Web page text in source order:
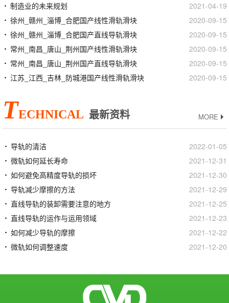
制造业的未来规划
2021-04-19
徐州_赣州_淄博_合肥国产线性滑轨滑块
2020-09-15
徐州_赣州_淄博_合肥国产直线导轨滑块
2020-09-15
常州_南昌_唐山_荆州国产线性滑轨滑块
2020-09-15
常州_南昌_唐山_荆州国产直线导轨滑块
2020-09-15
江苏_江西_吉林_防城港国产线性滑轨滑块
2020-09-15
TECHNICAL 最新资料 MORE
导轨的清洁
2022-01-05
微轨如何延长寿命
2021-12-31
如何避免高精度导轨的损坏
2021-12-30
导轨减少摩擦的方法
2021-12-29
直线导轨的装卸需要注意的地方
2021-12-25
直线导轨的运作与运用领域
2021-12-23
如何减少导轨的摩擦
2021-12-22
微轨如何调整速度
2021-12-20